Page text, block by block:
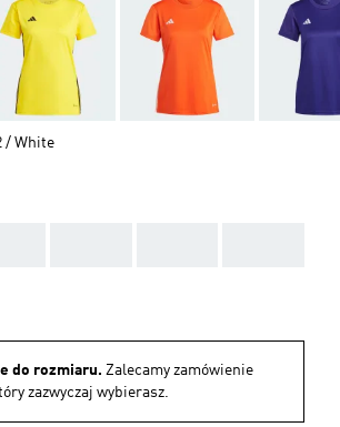
/ White
do rozmiaru. Zalecamy zamówienie
zazwyczaj wybierasz.